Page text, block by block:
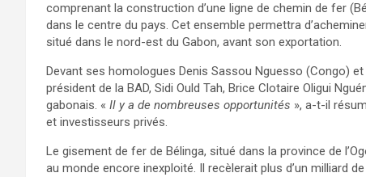
comprenant la construction d’une ligne de chemin de fer
dans le centre du pays. Cet ensemble permettra
situé dans le nord-est du Gabon, avant son exportation.
Devant ses homologues Denis Sassou Nguesso (Congo)
président de la BAD, Sidi Ould Tah, Brice Clotaire Oligui
gabonais. « Il y a de nombreuses opportunités », a-t-il
et investisseurs privés.
Le gisement de fer de Bélinga, situé dans la province de
au monde encore inexploité. Il recèlerait plus d’un milliard